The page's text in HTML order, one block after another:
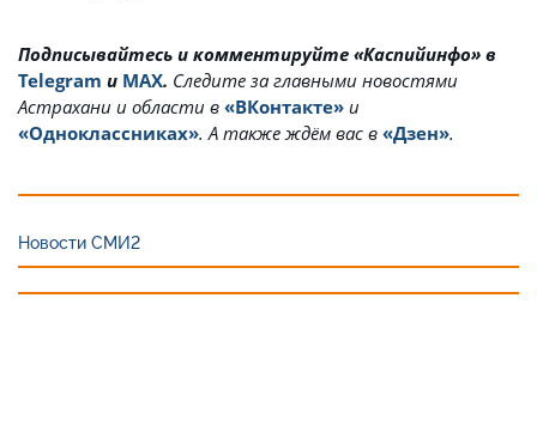
Подписывайтесь и комментируйте «Каспийинфо» в
Telegram и MAX. Cледите за главными новостями
Астрахани и области в «ВКонтакте» и
«Одноклассниках». А также ждём вас в «Дзен».
Новости СМИ2